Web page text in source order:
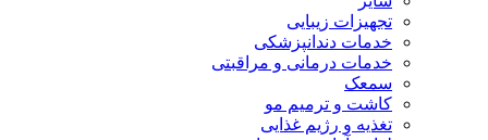
تجهیزات زیبایی
خدمات دندانپزشکی
خدمات درمانی و مراقبتی
سمعک
کاشت و ترمیم مو
تغذیه و رژیم غذایی